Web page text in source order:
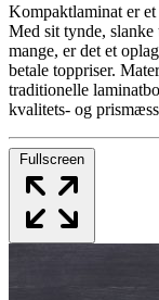
Kompaktlaminat er
Med sit tynde,
mange, er det et
betale toppriser.
traditionelle
kvalitets- og
Fullscreen